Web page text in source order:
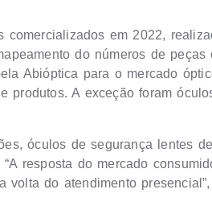
comercializados em 2022,
do números de
Abióptica para o mercado
produtos. A exceção foram
óculos de segurança lentes
resposta do mercado
volta do atendimento